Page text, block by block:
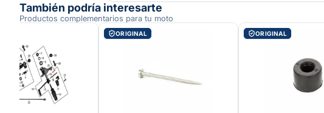
También podría interesarte
Productos complementarios para tu moto
ORIGINAL ORIGINAL